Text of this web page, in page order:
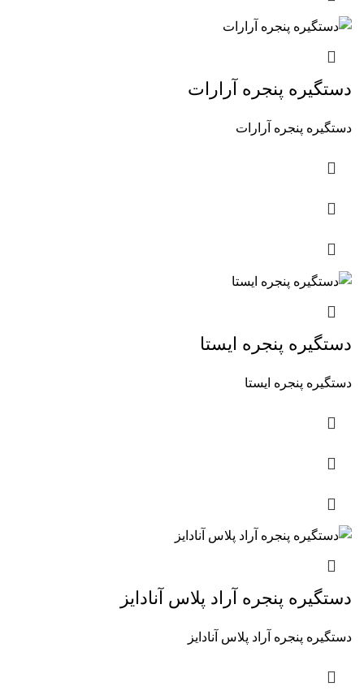
دستگیره پنجره آرارات
دستگیره پنجره آرارات
دستگیره پنجره ایستا
دستگیره پنجره ایستا
دستگیره پنجره آراد پلاس آنادایز
دستگیره پنجره آراد پلاس آنادایز